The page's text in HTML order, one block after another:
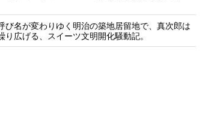
名が変わりゆく明治の築地居留地で、真次郎は
広げる、スイーツ文明開化騒動記。